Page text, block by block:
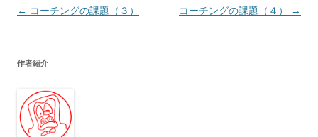
投
ビ
ー
シ
← コーチングの課題（３） コーチングの課題（４） →
作者紹介